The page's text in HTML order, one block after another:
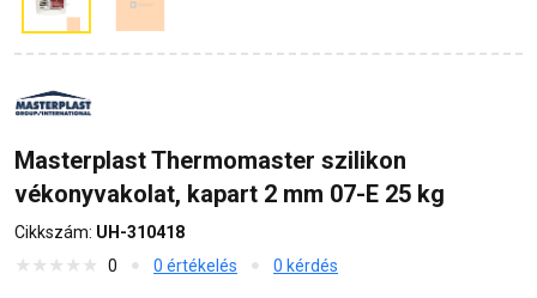
Masterplast Thermomaster szilikon
vékonyvakolat, kapart 2 mm 07-E 25 kg
Cikkszám: UH-310418
0
0 értékelés 0 kérdés